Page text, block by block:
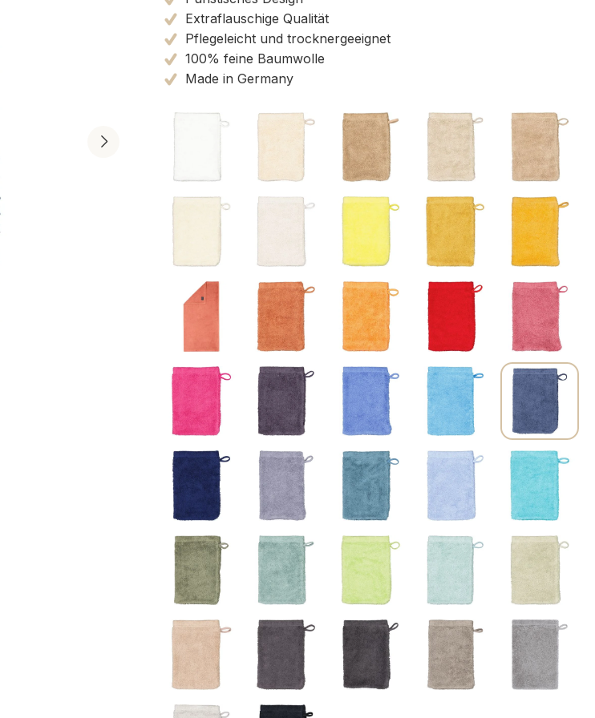
Extraflauschige Qualität
Pflegeleicht und trocknergeeignet
100% feine Baumwolle
Made in Germany